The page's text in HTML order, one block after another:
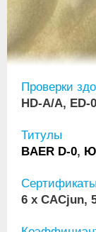
Проверки
HD-A/A, ED-
Титулы
BAER D-0,
Сертификаты
6 x CACjun,